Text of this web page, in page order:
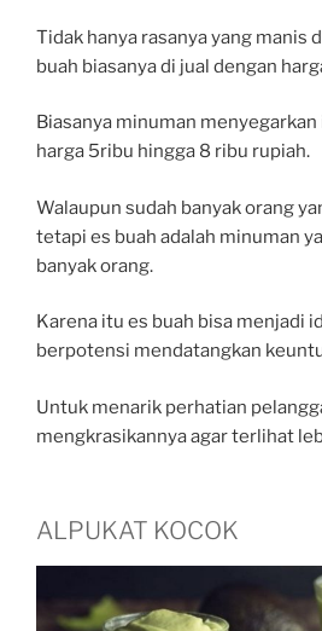
Tidak hanya rasanya yang manis
buah biasanya di jual dengan
Biasanya minuman
harga 5ribu hingga 8 ribu rupiah.
Walaupun sudah banyak orang
tetapi es buah adalah minuman
banyak orang.
Karena itu es buah bisa menjadi
berpotensi mendatangkan
Untuk menarik perhatian
mengkrasikannya agar terlihat
ALPUKAT KOCOK